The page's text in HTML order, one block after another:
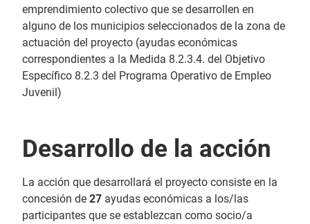
emprendimiento colectivo que se desarrollen en
alguno de los municipios seleccionados de la zona de
actuación del proyecto (ayudas económicas
correspondientes a la Medida 8.2.3.4. del Objetivo
Específico 8.2.3 del Programa Operativo de Empleo
Juvenil)
Desarrollo de la acción
La acción que desarrollará el proyecto consiste en la
concesión de 27 ayudas económicas a los/las
participantes que se establezcan como socio/a